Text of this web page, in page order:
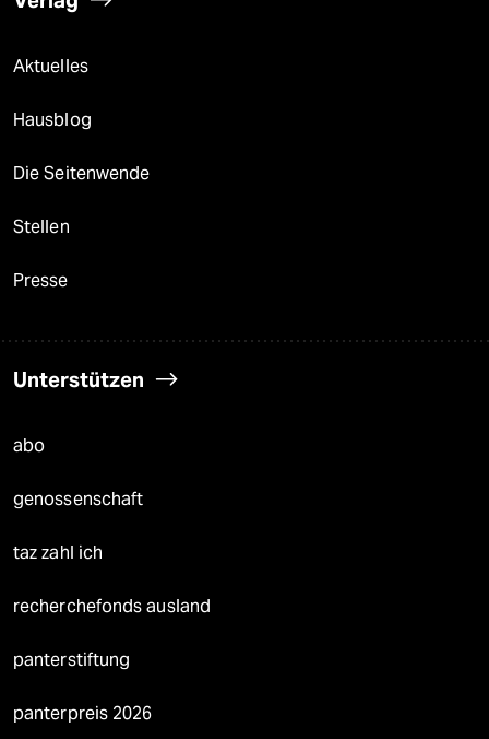
Aktuelles
Hausblog
Die Seitenwende
Stellen
Presse
Unterstützen
abo
genossenschaft
taz zahl ich
recherchefonds ausland
panterstiftung
panterpreis 2026